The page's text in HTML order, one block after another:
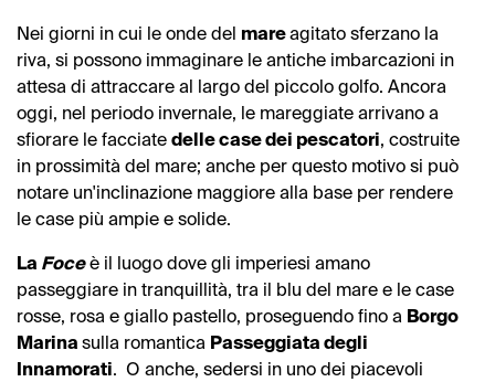
Nei giorni in cui le onde del mareagitato sferzano la
riva, si possono immaginare le antiche imbarcazioni in
attesa di attraccare al largo del piccolo golfo. Ancora
oggi, nel periodo invernale, le mareggiate arrivano a
sfiorare le facciate delle case dei pescatori, costruite
in prossimità del mare; anche per questo motivo si può
notare un'inclinazione maggiore alla base per rendere
le case più ampie e solide.
La Foceè il luogo dove gli imperiesi amano
passeggiare in tranquillità, tra il blu del mare e le case
rosse, rosa e giallo pastello, proseguendo fino a Borgo
Marina sulla romantica Passeggiata degli
Innamorati. O anche, sedersi in uno dei piacevoli